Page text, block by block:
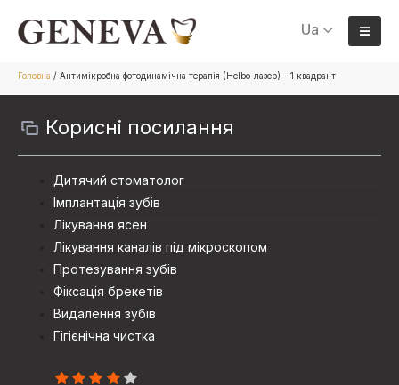
Ua
Головна / Антимікробна фотодинамічна терапія (Helbo-лазер) – 1 квадрант
Корисні посилання
Дитячий стоматолог
Імплантація зубів
Лікування ясен
Лікування каналів під мікроскопом
Протезування зубiв
Фіксація брекетів
Видалення зубів
Гігієнічна чистка